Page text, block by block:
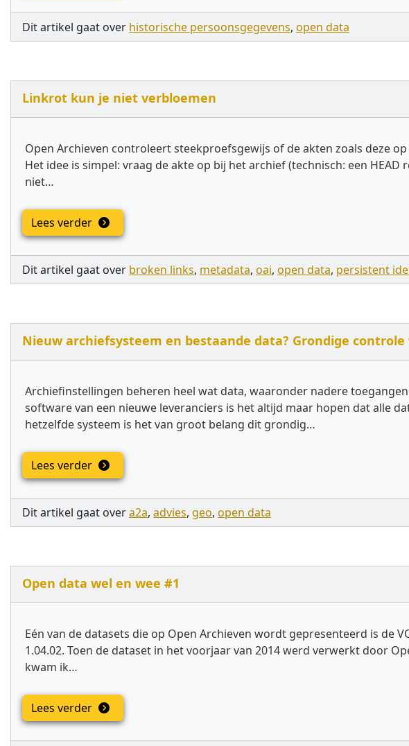
Dit artikel gaat over historische persoonsgegevens, open data
Linkrot kun je niet verbloemen
Open Archieven controleert steekproefsgewijs of de akten zoals deze
Het idee is simpel: vraag de akte op bij het archief (technisch: een
niet…
Lees verder
Dit artikel gaat over broken links, metadata, oai, open data, persistent
Nieuw archiefsysteem en bestaande data? Grondige controle
Archiefinstellingen beheren heel wat data, waaronder nadere
software van een nieuwe leveranciers is het altijd maar hopen dat alle
hetzelfde systeem is het van groot belang dit grondig…
Lees verder
Dit artikel gaat overa2a, advies, geo, open data
Open data wel en wee #1
Eén van de datasets die op Open Archieven wordt gepresenteerd is de
1.04.02. Toen de dataset in het voorjaar van 2014 werd verwerkt door
kwam ik…
Lees verder